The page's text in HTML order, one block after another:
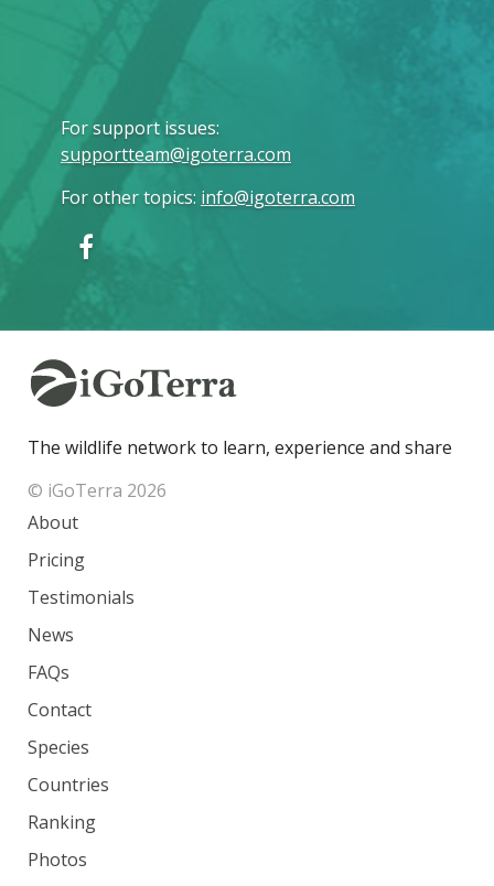
For support issues:
supportteam@igoterra.com
For other topics: info@igoterra.com
The wildlife network to learn, experience and share
© iGoTerra 2026
About
Pricing
Testimonials
News
FAQs
Contact
Species
Countries
Ranking
Photos